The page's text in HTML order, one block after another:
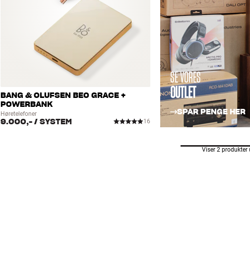
BANG & OLUFSEN BEO GRACE +
POWERBANK
Høretelefoner
9.000,- / SYSTEM 16
SE VORES
OUTLET
SPAR PENGE HER
Viser 2 produkter